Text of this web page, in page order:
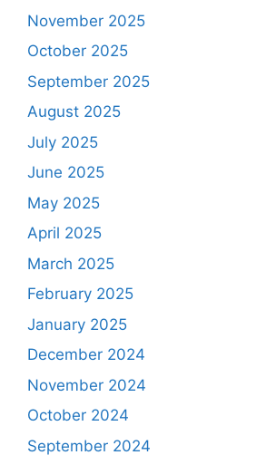
November 2025
October 2025
September 2025
August 2025
July 2025
June 2025
May 2025
April 2025
March 2025
February 2025
January 2025
December 2024
November 2024
October 2024
September 2024